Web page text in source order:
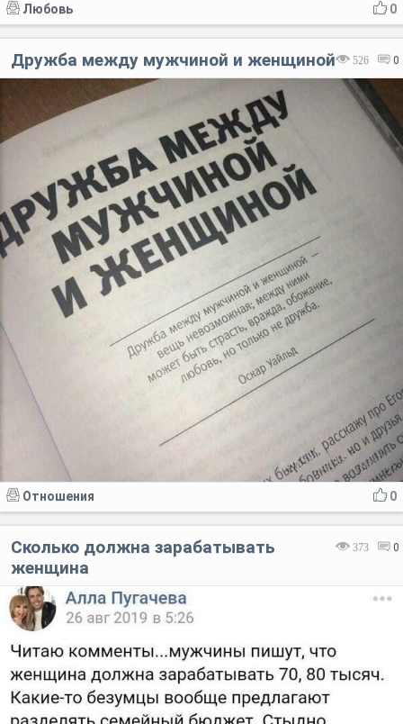
0
Любовь
526 0
Дружба между мужчиной и женщиной
0
Отношения
373 0
Сколько должна зарабатывать
женщина